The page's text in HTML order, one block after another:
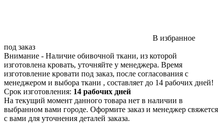
В избранное
под заказ
Внимание - Наличие обивочной ткани, из которой
изготовлена кровать, уточняйте у менеджера. Время
изготовление кровати под заказ, после согласования с
менеджером и выбора ткани , составляет до 14 рабочих дней!
Срок изготовления: 14 рабочих дней
На текущий момент данного товара нет в наличии в
выбранном вами городе. Оформите заказ и менеджер свяжется
с вами для уточнения деталей заказа.